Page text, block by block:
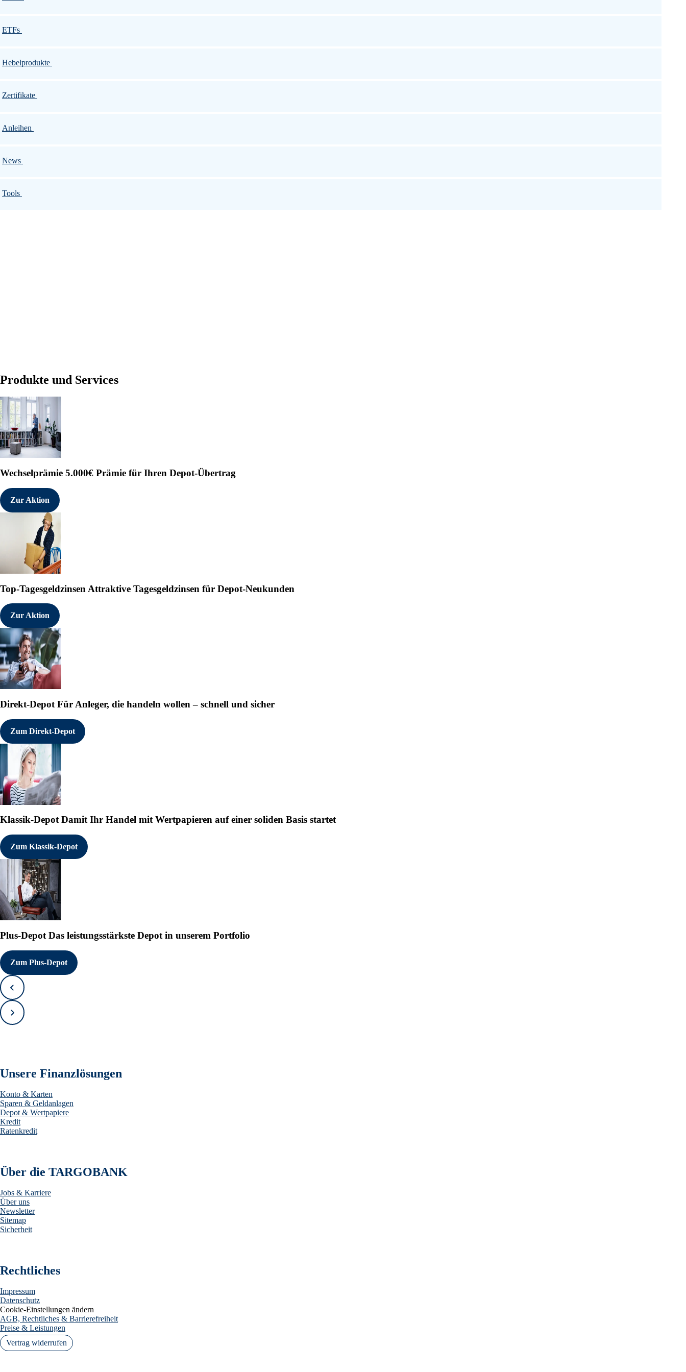
ETFs
Hebelprodukte
Zertifikate
Anleihen
News
Tools
Produkte und Services
Wechselprämie 5.000€ Prämie für Ihren Depot-Übertrag
Zur Aktion
Top-Tagesgeldzinsen Attraktive Tagesgeldzinsen für Depot-Neukunden
Zur Aktion
Direkt-Depot Für Anleger, die handeln wollen – schnell und sicher
Zum Direkt-Depot
Klassik-DepotDamit Ihr Handel mit Wertpapieren auf einer soliden Basis startet
Zum Klassik-Depot
Plus-Depot Das leistungsstärkste Depot in unserem Portfolio
Zum Plus-Depot
Zurück
Vorwärts
Unsere Finanzlösungen
Konto & Karten
Sparen & Geldanlagen
Depot & Wertpapiere
Kredit
Ratenkredit
Über die TARGOBANK
Jobs & Karriere
Über uns
Newsletter
Sitemap
Sicherheit
Rechtliches
Impressum
Datenschutz
Cookie-Einstellungen ändern
AGB, Rechtliches & Barrierefreiheit
Preise & Leistungen
Vertrag widerrufen